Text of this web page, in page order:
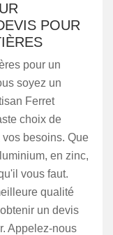
POUR
pour un
soyez un
Ferret
choix de
besoins. Que
en zinc,
vous faut.
qualité
un devis
Appelez-nous